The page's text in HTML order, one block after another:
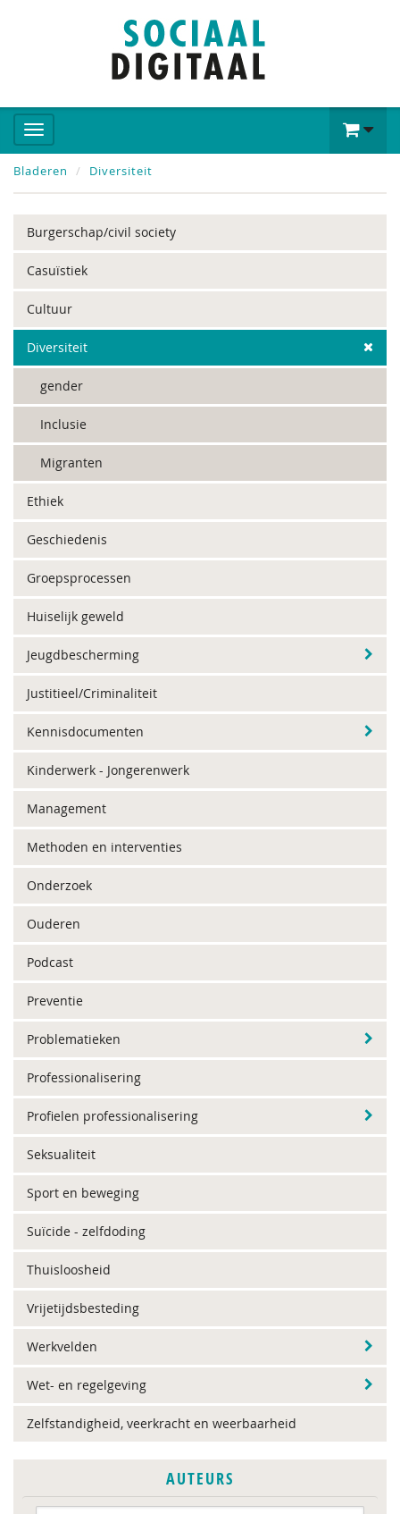
Bladeren Diversiteit
Burgerschap/civil society
Casuïstiek
Cultuur
Diversiteit
gender
Inclusie
Migranten
Ethiek
Geschiedenis
Groepsprocessen
Huiselijk geweld
Jeugdbescherming
Justitieel/Criminaliteit
Kennisdocumenten
Kinderwerk - Jongerenwerk
Management
Methoden en interventies
Onderzoek
Ouderen
Podcast
Preventie
Problematieken
Professionalisering
Profielen professionalisering
Seksualiteit
Sport en beweging
Suïcide - zelfdoding
Thuisloosheid
Vrijetijdsbesteding
Werkvelden
Wet- en regelgeving
Zelfstandigheid, veerkracht en weerbaarheid
AUTEURS